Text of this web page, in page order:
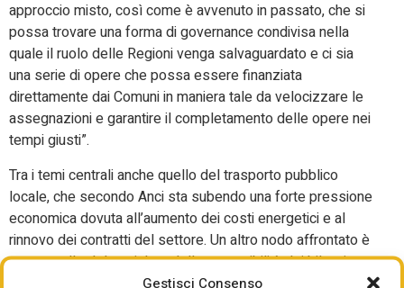
Gestisci Consenso
approccio misto, così come è avvenuto in passato, che si
possa trovare una forma di governance condivisa nella
quale il ruolo delle Regioni venga salvaguardato e ci sia
una serie di opere che possa essere finanziata
direttamente dai Comuni in maniera tale da velocizzare le
assegnazioni e garantire il completamento delle opere nei
tempi giusti”.
Tra i temi centrali anche quello del trasporto pubblico
locale, che secondo Anci sta subendo una forte pressione
economica dovuta all’aumento dei costi energetici e al
rinnovo dei contratti del settore. Un altro nodo affrontato è
stato quello del sociale e della sostenibilità dei bilanci
comunali soprattutto in vista della nuova legge di Bilancio.